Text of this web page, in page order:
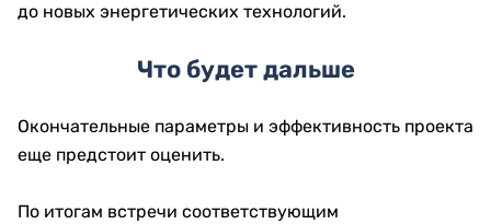
до новых энергетических технологий.
Что будет дальше
Окончательные параметры и эффективность проекта
еще предстоит оценить.
По итогам встречи соответствующим